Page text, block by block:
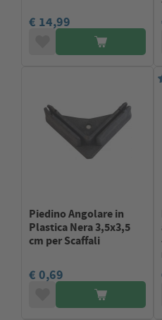
€ 14,99
Piedino Angolare in
Plastica Nera 3,5x3,5
cm per Scaffali
€ 0,69